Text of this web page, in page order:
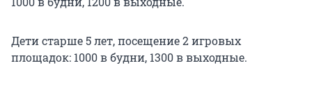
Дети старше 5 лет, посещение 2 игровых
площадок: 1000 в будни, 1300 в выходные.